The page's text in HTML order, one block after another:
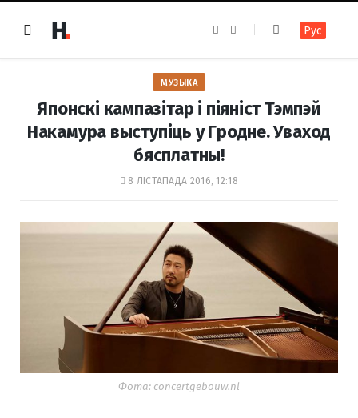
e
k
t
a
m
Рус
МУЗЫКА
Японскі кампазітар і піяніст Тэмпэй
Накамура выступіць у Гродне. Уваход
бясплатны!
8 ЛІСТАПАДА 2016, 12:18
Фота: concertgebouw.nl